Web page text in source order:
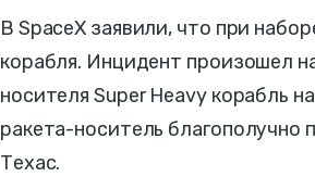
В SpaceX заявили, что при
корабля. Инцидент произошел
носителя Super Heavy корабль
ракета-носитель благополучно
Техас.